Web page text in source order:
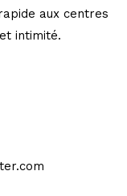
aux centres
intimité.